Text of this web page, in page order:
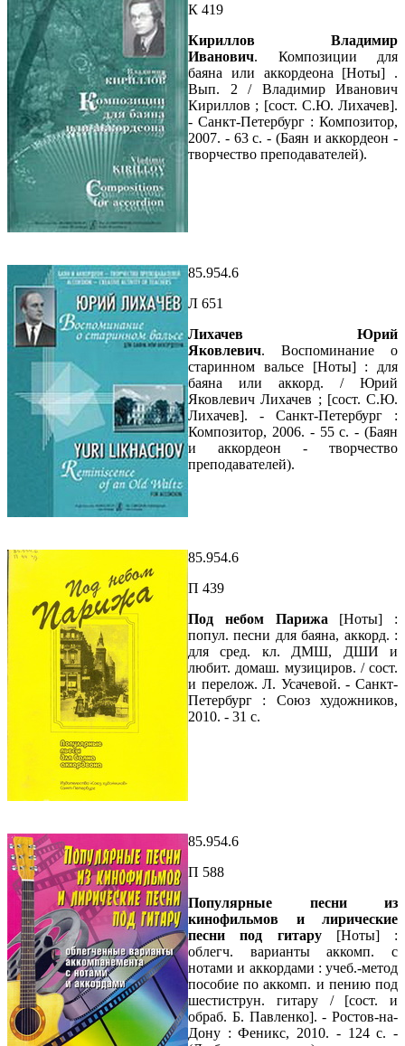
К 419
Кириллов Владимир
Иванович. Композиции для
баяна или аккордеона [Ноты] .
Вып. 2 / Владимир Иванович
Кириллов ; [сост. С.Ю. Лихачев].
- Санкт-Петербург : Композитор,
2007. - 63 с. - (Баян и аккордеон -
творчество преподавателей).
85.954.6
Л 651
Лихачев Юрий
Яковлевич. Воспоминание о
старинном вальсе [Ноты] : для
баяна или аккорд. / Юрий
Яковлевич Лихачев ; [сост. С.Ю.
Лихачев]. - Санкт-Петербург :
Композитор, 2006. - 55 с. - (Баян
и аккордеон - творчество
преподавателей).
85.954.6
П 439
Под небом Парижа [Ноты] :
попул. песни для баяна, аккорд. :
для сред. кл. ДМШ, ДШИ и
любит. домаш. музициров. / сост.
и перелож. Л. Усачевой. - Санкт-
Петербург : Союз художников,
2010. - 31 с.
85.954.6
П 588
Популярные песни из
кинофильмов и лирические
песни под гитару[Ноты] :
облегч. варианты аккомп. с
нотами и аккордами : учеб.-метод
пособие по аккомп. и пению под
шестиструн. гитару / [сост. и
обраб. Б. Павленко]. - Ростов-на-
Дону : Феникс, 2010. - 124 с. -